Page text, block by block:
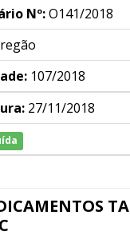
Nº:O141/2018
107/2018
27/11/2018